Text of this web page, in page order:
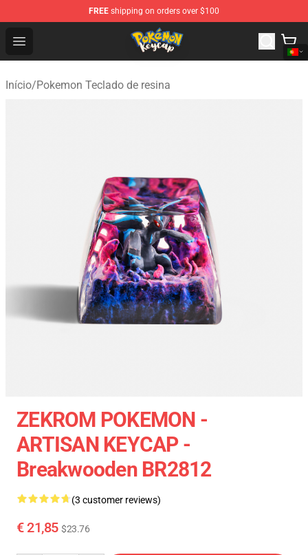
FREE shipping on orders over $100
Open menu
Pokemon Keycap Shop - The Best Store of Pokemon
Início/Pokemon Teclado de resina
ZEKROM POKEMON -
ARTISAN KEYCAP -
Breakwooden BR2812
(3 customer reviews)
€ 21,85 $23.76